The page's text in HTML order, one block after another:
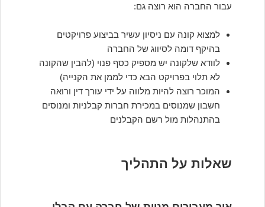
עבור החברה הוא רוצה גם:
למצוא קונה עם ניסיון עשיר בביצוע פרויקטים
בהיקף דומה לסיווג של החברה
לוודא שלקונה יש מספיק כסף פנוי (להבין שהקונה
לא תלוי בפרויקט הבא כדי לממן את הקנייה)
המוכר רוצה להיות מלווה על ידי עורך דין ורואה
חשבון שמנוסים במכירת חברות קבלניות ומנוסים
בהתנהלות מול רשם הקבלנים
שאלות על התהליך